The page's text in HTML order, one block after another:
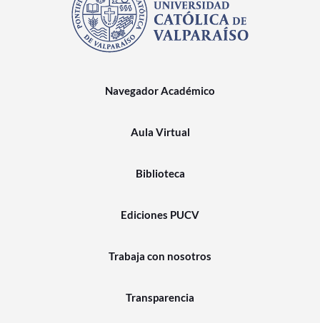
Navegador Académico
Aula Virtual
Biblioteca
Ediciones PUCV
Trabaja con nosotros
Transparencia